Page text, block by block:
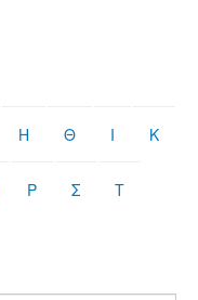
Η Θ Ι Κ
Ρ Σ Τ